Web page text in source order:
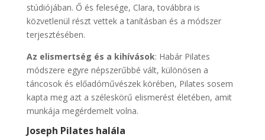
stúdiójában. Ő és felesége, Clara, továbbra is
közvetlenül részt vettek a tanításban és a módszer
terjesztésében.
Az elismertség és a kihívások: Habár Pilates
módszere egyre népszerűbbé vált, különösen a
táncosok és előadóművészek körében, Pilates sosem
kapta meg azt a széleskörű elismerést életében, amit
munkája megérdemelt volna.
Joseph Pilates halála